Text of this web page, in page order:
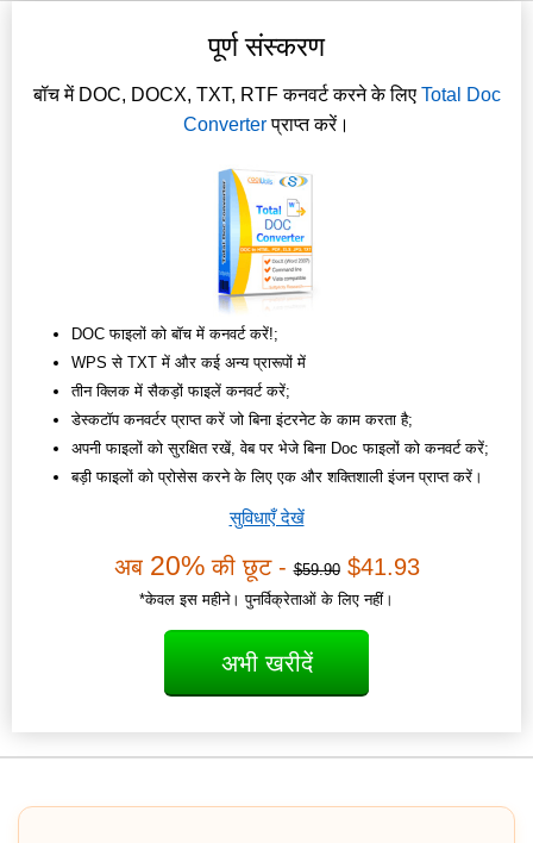
पूर्ण संस्करण
बॉच में DOC, DOCX, TXT, RTF कनवर्ट करने के लिए Total Doc
Converterप्राप्त करें।
DOC फाइलों को बॉच में कनवर्ट करें!;
WPS से TXT में और कई अन्य प्रारूपों में
तीन क्लिक में सैकड़ों फाइलें कनवर्ट करें;
डेस्कटॉप कनवर्टर प्राप्त करें जो बिना इंटरनेट के काम करता है;
अपनी फाइलों को सुरक्षित रखें, वेब पर भेजे बिना Doc फाइलों को कनवर्ट करें;
बड़ी फाइलों को प्रोसेस करने के लिए एक और शक्तिशाली इंजन प्राप्त करें।
सुविधाएँ देखें
अब 20%की छूट -$59.90$41.93
*केवल इस महीने। पुनर्विक्रेताओं के लिए नहीं।
अभी खरीदें